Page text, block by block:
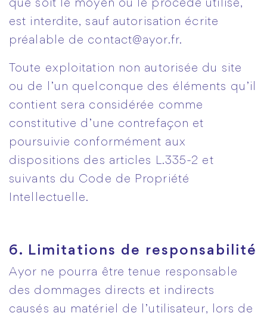
que soit le moyen ou le procédé utilisé,
est interdite, sauf autorisation écrite
préalable de contact@ayor.fr.
Toute exploitation non autorisée du site
ou de l’un quelconque des éléments qu’il
contient sera considérée comme
constitutive d’une contrefaçon et
poursuivie conformément aux
dispositions des articles L.335-2 et
suivants du Code de Propriété
Intellectuelle.
6. Limitations de responsabilité
Ayor ne pourra être tenue responsable
des dommages directs et indirects
causés au matériel de l’utilisateur, lors de